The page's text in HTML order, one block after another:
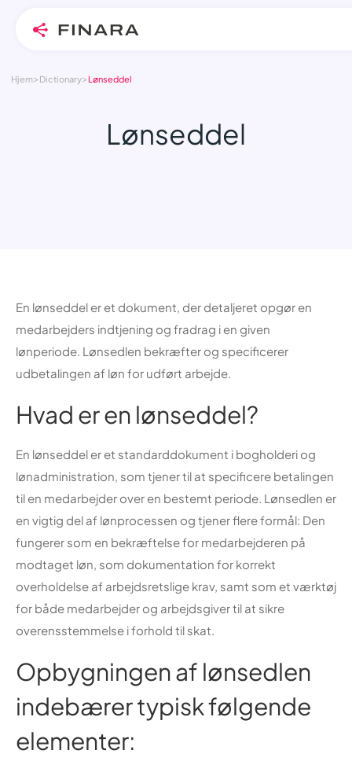
Skip
Hjem> Dictionary> Lønseddel
Lønseddel
En lønseddel er et dokument, der detaljeret opgør en
medarbejders indtjening og fradrag i en given
lønperiode. Lønsedlen bekræfter og specificerer
udbetalingen af løn for udført arbejde.
Hvad er en lønseddel?
En lønseddel er et standarddokument i bogholderi og
lønadministration, som tjener til at specificere betalingen
til en medarbejder over en bestemt periode. Lønsedlen er
en vigtig del af lønprocessen og tjener flere formål: Den
fungerer som en bekræftelse for medarbejderen på
modtaget løn, som dokumentation for korrekt
overholdelse af arbejdsretslige krav, samt som et værktøj
for både medarbejder og arbejdsgiver til at sikre
overensstemmelse i forhold til skat.
Opbygningen af lønsedlen
indebærer typisk følgende
elementer: